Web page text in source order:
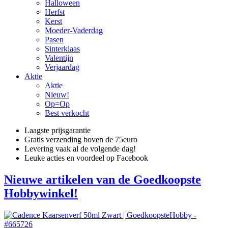
Halloween
Herfst
Kerst
Moeder-Vaderdag
Pasen
Sinterklaas
Valentijn
Verjaardag
Aktie
Aktie
Nieuw!
Op=Op
Best verkocht
Laagste prijsgarantie
Gratis verzending boven de 75euro
Levering vaak al de volgende dag!
Leuke acties en voordeel op Facebook
Nieuwe artikelen van de Goedkoopste
Hobbywinkel!